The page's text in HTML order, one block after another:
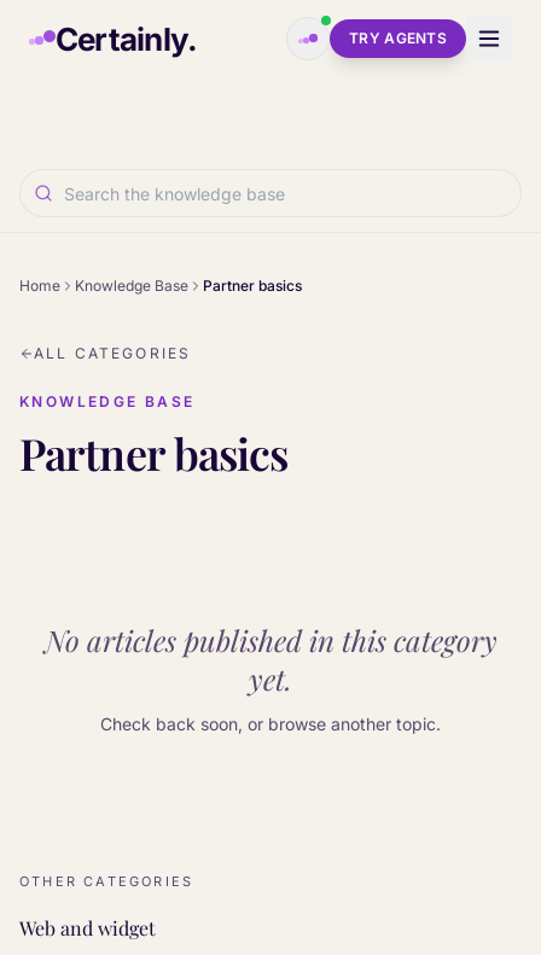
Certainly. TRY AGENTS
Home Knowledge Base Partner basics
ALL CATEGORIES
KNOWLEDGE BASE
Partner basics
No articles published in this category
yet.
Check back soon, or browse another topic.
OTHER CATEGORIES
Web and widget